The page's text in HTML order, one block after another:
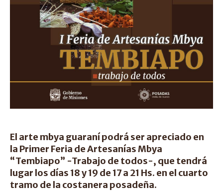
El arte mbya guaraní podrá ser apreciado en
la Primer Feria de Artesanías Mbya
“Tembiapo” -Trabajo de todos-, que tendrá
lugar los días 18 y 19 de 17 a 21 Hs. en el cuarto
tramo de la costanera posadeña.